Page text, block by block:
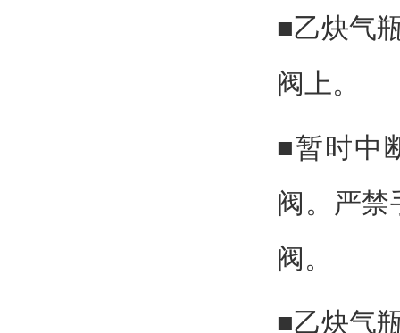
■乙炔气
阀上。
■暂时中
阀。严
阀。
■乙炔气